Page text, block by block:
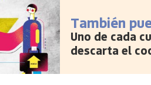
También
Uno de cada
descarta el